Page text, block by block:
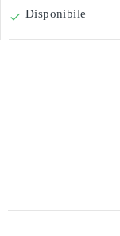
 Disponibile